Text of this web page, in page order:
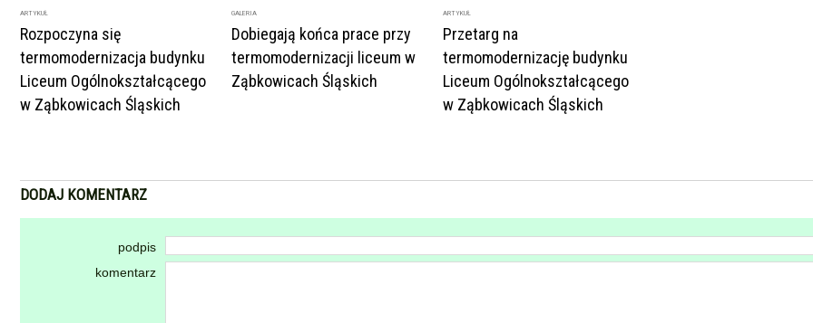
ARTYKUŁ
Rozpoczyna się
termomodernizacja budynku
Liceum Ogólnokształcącego
w Ząbkowicach Śląskich
GALERIA
Dobiegają końca prace przy
termomodernizacji liceum w
Ząbkowicach Śląskich
ARTYKUŁ
Przetarg na
termomodernizację budynku
Liceum Ogólnokształcącego
w Ząbkowicach Śląskich
DODAJ KOMENTARZ
podpis
komentarz